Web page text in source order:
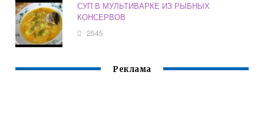
СУП В МУЛЬТИВАРКЕ ИЗ РЫБНЫХ
КОНСЕРВОВ
2545
Реклама